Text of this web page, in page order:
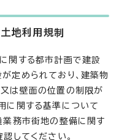
地利用規制
関する都市計画で建設
定められており、建築物
は壁面の位置の制限が
に関する基準について
業務市街地の整備に関す
してください。